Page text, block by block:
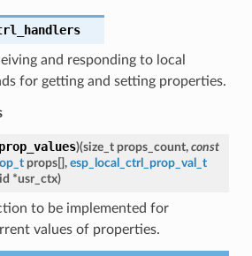
and responding to local
for getting and setting properties.
)(size_t props_count, const
props[], esp_local_ctrl_prop_val_t
*usr_ctx)
to be implemented for
values of properties.